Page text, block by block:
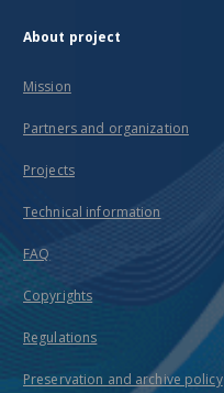
About project
Mission
Partners and organization
Projects
Technical information
FAQ
Copyrights
Regulations
Preservation and archive policy